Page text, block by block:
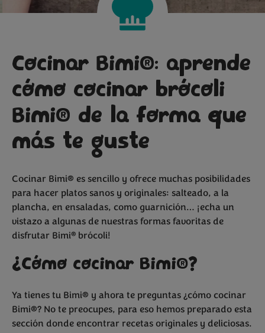
Huevos revueltos con
®y espárragos
trigueros
Cocinar Bimi®: aprende
cómo cocinar brócoli
Bimi® de la forma que
más te guste
Cocinar Bimi® es sencillo y ofrece muchas posibilidades
para hacer platos sanos y originales: salteado, a la
plancha, en ensaladas, como guarnición… ¡echa un
vistazo a algunas de nuestras formas favoritas de
disfrutar Bimi® brócoli!
¿Cómo cocinar Bimi®?
Ya tienes tu Bimi® y ahora te preguntas ¿cómo cocinar
Bimi®? No te preocupes, para eso hemos preparado esta
sección donde encontrar recetas originales y deliciosas.